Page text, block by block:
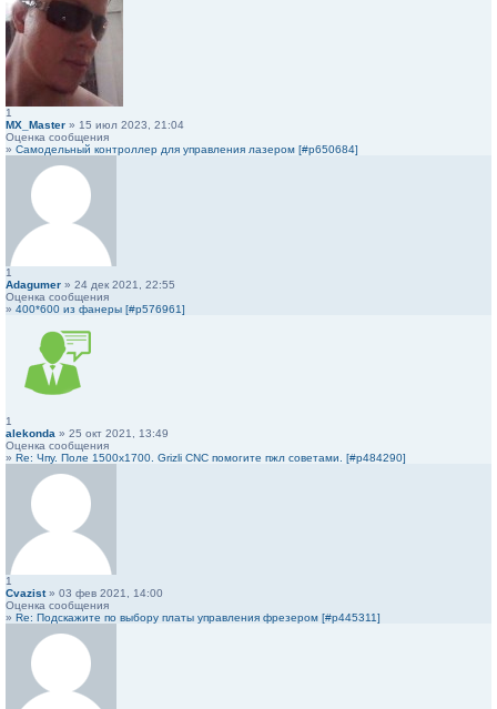
1
MX_Master » 15 июл 2023, 21:04
Оценка сообщения
» Самодельный контроллер для управления лазером [#p650684]
1
Adagumer » 24 дек 2021, 22:55
Оценка сообщения
» 400*600 из фанеры [#p576961]
1
alekonda » 25 окт 2021, 13:49
Оценка сообщения
» Re: Чпу. Поле 1500х1700. Grizli CNC помогите пжл советами. [#p484290]
1
Cvazist» 03 фев 2021, 14:00
Оценка сообщения
» Re: Подскажите по выбору платы управления фрезером [#p445311]